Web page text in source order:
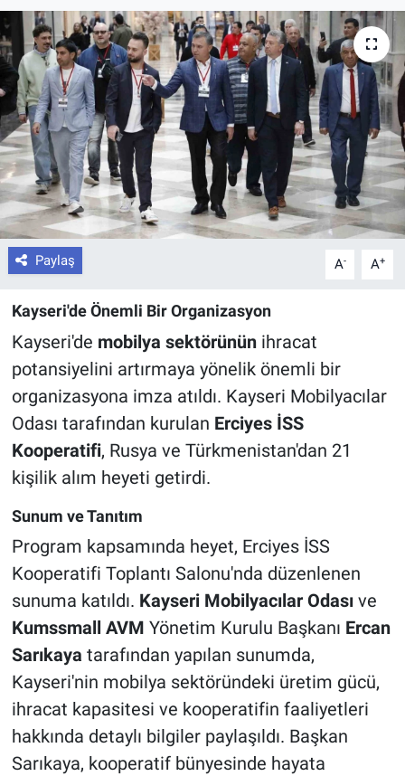
Paylaş A- A+
Kayseri'de Önemli Bir Organizasyon
Kayseri'de mobilya sektörününihracat
potansiyelini artırmaya yönelik önemli bir
organizasyona imza atıldı. Kayseri Mobilyacılar
Odası tarafından kurulan Erciyes İSS
Kooperatifi, Rusya ve Türkmenistan'dan 21
kişilik alım heyeti getirdi.
Sunum ve Tanıtım
Program kapsamında heyet, Erciyes İSS
Kooperatifi Toplantı Salonu'nda düzenlenen
sunuma katıldı. Kayseri Mobilyacılar Odasıve
Kumssmall AVM Yönetim Kurulu Başkanı Ercan
Sarıkaya tarafından yapılan sunumda,
Kayseri'nin mobilya sektöründeki üretim gücü,
ihracat kapasitesi ve kooperatifin faaliyetleri
hakkında detaylı bilgiler paylaşıldı. Başkan
Sarıkaya, kooperatif bünyesinde hayata